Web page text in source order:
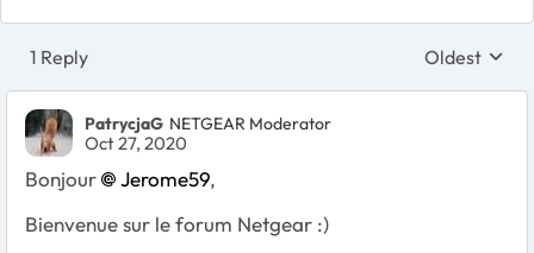
1 Reply Replies
Oldest
PatrycjaG NETGEAR Moderator
Oct 27, 2020
Bonjour Jerome59,
Bienvenue sur le forum Netgear :)